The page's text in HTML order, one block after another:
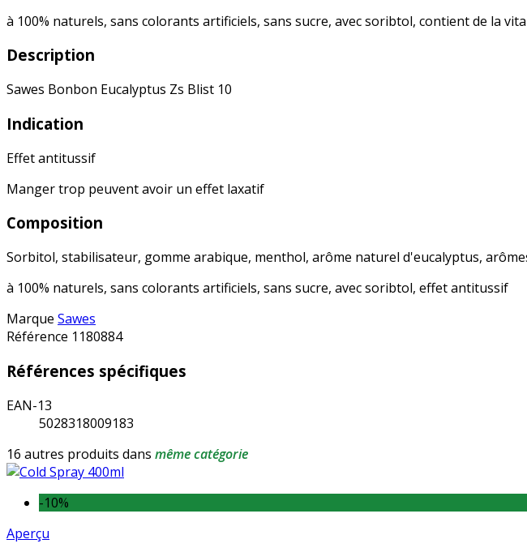
à 100% naturels, sans colorants artificiels, sans sucre, avec soribtol, contient de la
Description
Sawes Bonbon Eucalyptus Zs Blist 10
Indication
Effet antitussif
Manger trop peuvent avoir un effet laxatif
Composition
Sorbitol, stabilisateur, gomme arabique, menthol, arôme naturel d'eucalyptus,
à 100% naturels, sans colorants artificiels, sans sucre, avec soribtol, effet antitussif
Marque Sawes
Référence 1180884
Références spécifiques
EAN-13
5028318009183
16 autres produits dans même catégorie
-10%
Aperçu